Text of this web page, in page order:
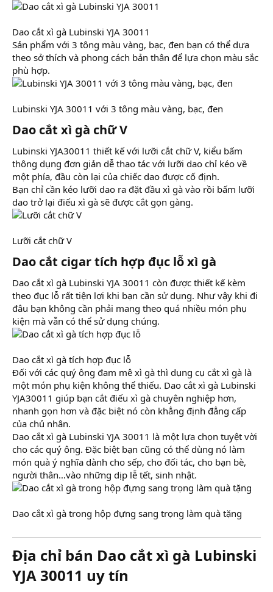
Dao cắt xì gà Lubinski YJA 30011
Sản phẩm với 3 tông màu vàng, bạc, đen bạn có thể dựa
theo sở thích và phong cách bản thân để lựa chọn màu sắc
phù hợp.
Lubinski YJA 30011 với 3 tông màu vàng, bạc, đen
Dao cắt xì gà chữ V​
Lubinski YJA30011 thiết kế với lưỡi cắt chữ V, kiểu bấm
thông dụng đơn giản dễ thao tác với lưỡi dao chỉ kéo về
một phía, đầu còn lại của chiếc dao được cố định.
Bạn chỉ cần kéo lưỡi dao ra đặt đầu xì gà vào rồi bấm lưỡi
dao trở lại điếu xì gà sẽ được cắt gọn gàng.
Lưỡi cắt chữ V
Dao cắt cigar tích hợp đục lỗ xì gà​
Dao cắt xì gà Lubinski YJA 30011 còn được thiết kế kèm
theo đục lỗ rất tiện lợi khi bạn cần sử dụng. Như vậy khi đi
đâu bạn không cần phải mang theo quá nhiều món phụ
kiện mà vẫn có thể sử dụng chúng.
Dao cắt xì gà tích hợp đục lỗ
Đối với các quý ông đam mê xì gà thì dụng cụ cắt xì gà là
một món phụ kiện không thể thiếu. Dao cắt xì gà Lubinski
YJA30011 giúp bạn cắt điếu xì gà chuyên nghiệp hơn,
nhanh gọn hơn và đặc biệt nó còn khẳng định đẳng cấp
của chủ nhân.
Dao cắt xì gà Lubinski YJA 30011 là một lựa chọn tuyệt vời
cho các quý ông. Đặc biệt bạn cũng có thể dùng nó làm
món quà ý nghĩa dành cho sếp, cho đối tác, cho bạn bè,
người thân…vào những dịp lễ tết, sinh nhật.
Dao cắt xì gà trong hộp đựng sang trọng làm quà tặng
Địa chỉ bán Dao cắt xì gà Lubinski
YJA 30011 uy tín​